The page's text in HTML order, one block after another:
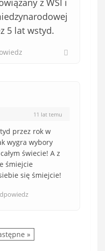
z WSI i
5 lat wstyd.
11 lat temu
przez rok w
wygra wybory
świecie! A z
śmiejcie
się śmiejcie!
»